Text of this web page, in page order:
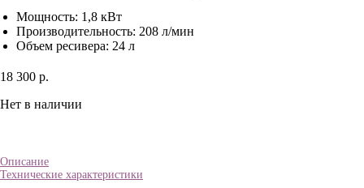
Мощность: 1,8 кВт
Производительность: 208 л/мин
Объем ресивера: 24 л
18 300 р.
Нет в наличии
Описание
Технические характеристики